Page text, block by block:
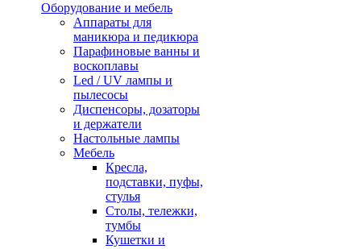
Оборудование и мебель
Аппараты для
маникюра и педикюра
Парафиновые ванны и
воскоплавы
Led / UV лампы и
пылесосы
Диспенсоры, дозаторы
и держатели
Настольные лампы
Мебель
Кресла,
подставки, пуфы,
стулья
Столы, тележки,
тумбы
Кушетки и